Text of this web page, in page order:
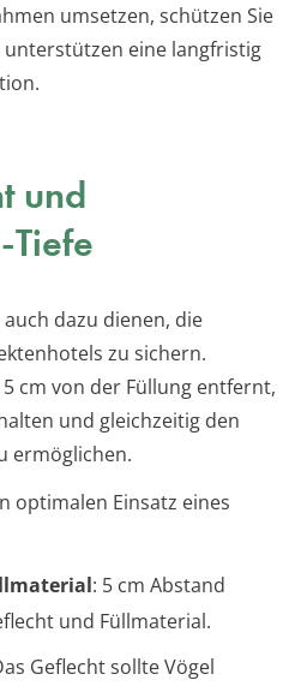
umsetzen, schützen Sie
eine langfristig
und
Tiefe
dazu dienen, die
zu sichern.
cm von der Füllung entfernt,
und gleichzeitig den
ermöglichen.
optimalen Einsatz eines
: 5 cm Abstand
und Füllmaterial.
Geflecht sollte Vögel